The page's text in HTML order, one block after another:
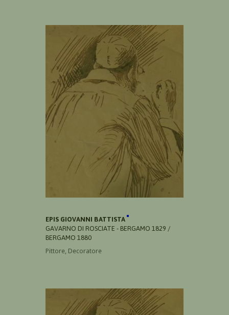
EPIS GIOVANNI BATTISTA
GAVARNO DI ROSCIATE - BERGAMO 1829 /
BERGAMO 1880
Pittore, Decoratore